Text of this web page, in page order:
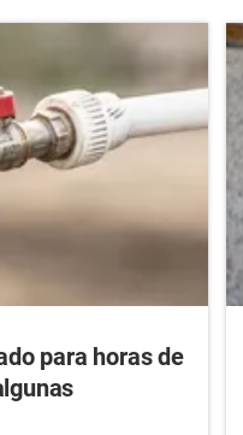
para horas de